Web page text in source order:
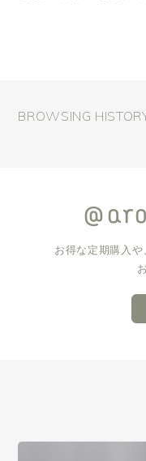
BROWSING
お得な定期購入